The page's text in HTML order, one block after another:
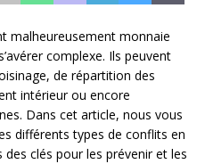
malheureusement monnaie
complexe. Ils peuvent
de répartition des
intérieur ou encore
Dans cet article, nous vous
différents types de conflits en
clés pour les prévenir et les